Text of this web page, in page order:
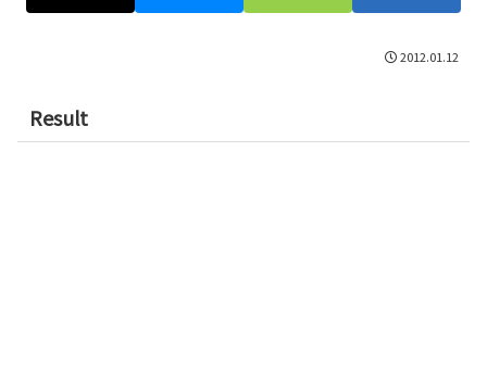
2012.01.12
Result